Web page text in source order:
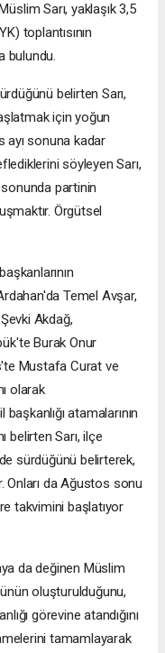
Sarı, yaklaşık 3,5
toplantısının
bulundu.
belirten Sarı,
için yoğun
ayı sonuna kadar
söyleyen Sarı,
partinin
Örgütsel
Temel Avşar,
Akdağ,
Burak Onur
Mustafa Curat ve
olarak
atamalarının
belirten Sarı, ilçe
sürdüğünü belirterek,
Onları da Ağustos sonu
takvimini başlatıyor
da değinen Müslim
oluşturulduğunu,
görevine atandığını
tamamlayarak